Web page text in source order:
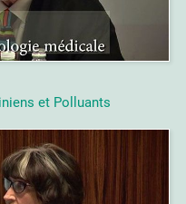
et Polluants